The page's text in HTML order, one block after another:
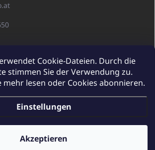
Cookie-Dateien. Durch die
stimmen Sie der Verwendung zu.
mehr lesen oder Cookies abonnieren.
Einstellungen
Akzeptieren
UNICATO.at UNICATO.hu
UNICATOshop.de
UNICATO.at. Alle Rechte vorbehalten.Cookie-
Einstellungen ändern
für Großhandelskunden (bei einer